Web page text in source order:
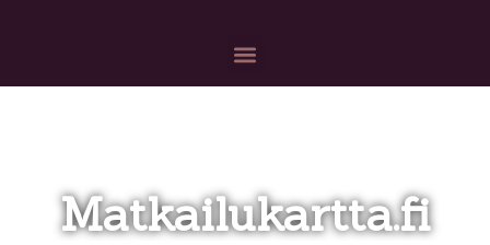
Matkailukartta.fi